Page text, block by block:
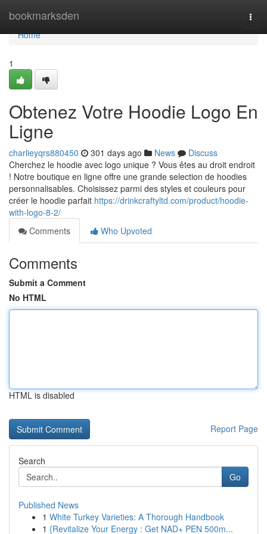
bookmarksden
Home
Home
1
Obtenez Votre Hoodie Logo En
Ligne
charlieyqrs880450 301 days ago News
Discuss
Cherchez le hoodie avec logo unique ? Vous êtes au droit endroit
! Notre boutique en ligne offre une grande selection de hoodies
personnalisables. Choisissez parmi des styles et couleurs pour
créer le hoodie parfait https://drinkcraftyltd.com/product/hoodie-
with-logo-8-2/
Comments
Who Upvoted
Comments
Submit a Comment
No HTML
HTML is disabled
Report Page
Search
Go
Published News
1 White Turkey Varieties: A Thorough Handbook
1 {Revitalize Your Energy : Get NAD+ PEN 500m...